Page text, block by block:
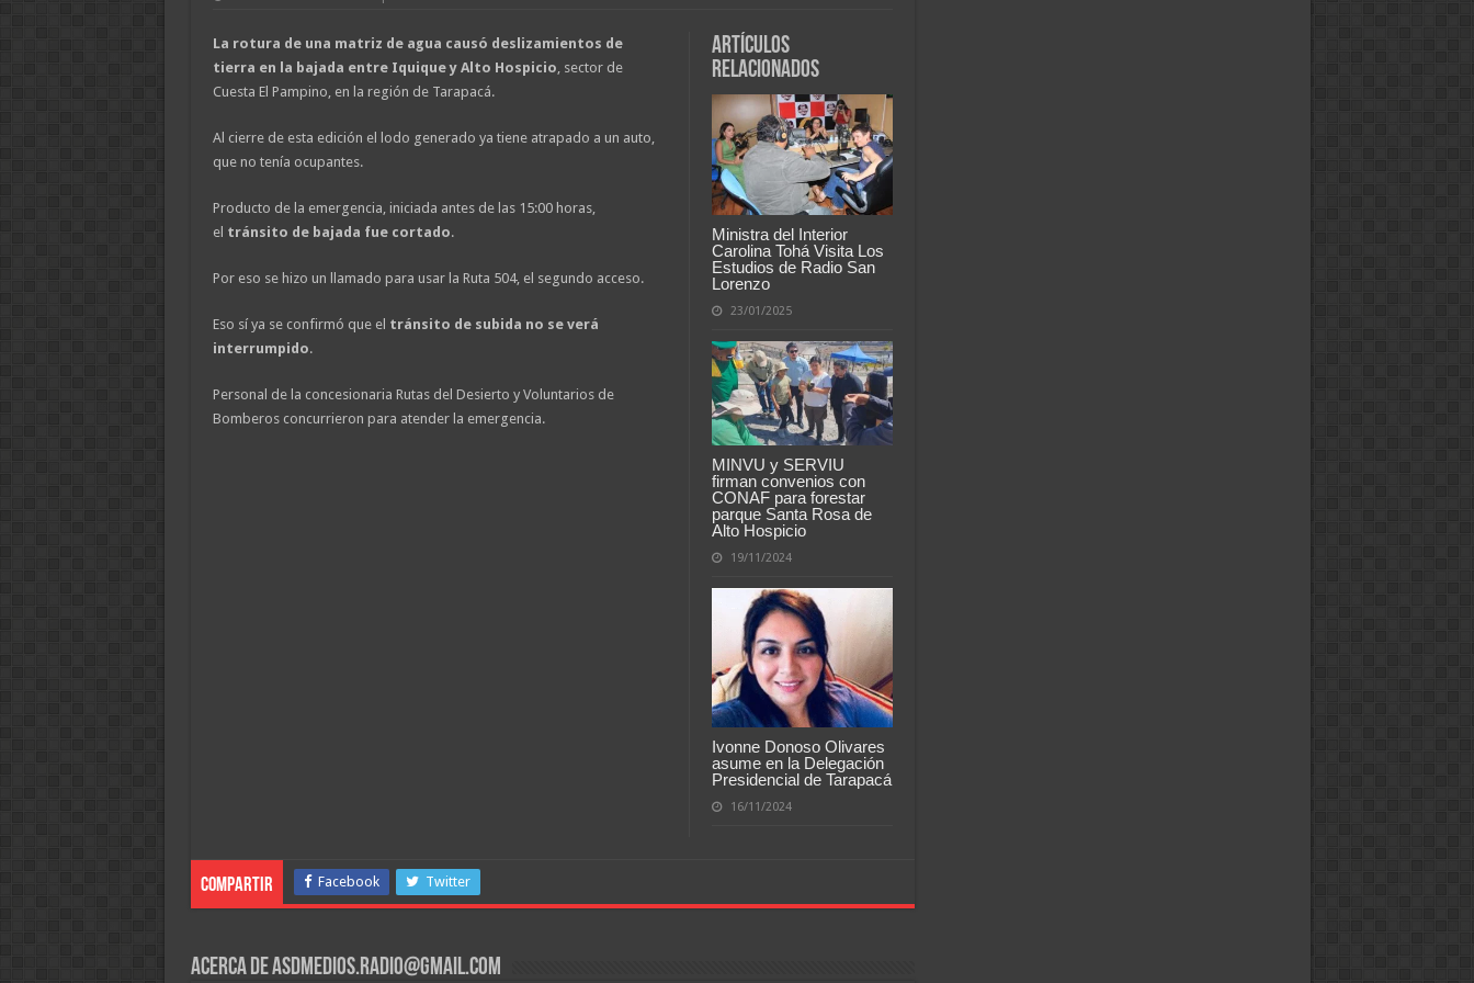
Artículos
relacionados
Ministra del Interior
Carolina Tohá Visita Los
Estudios de Radio San
Lorenzo
23/01/2025
MINVU y SERVIU
firman convenios con
CONAF para forestar
parque Santa Rosa de
Alto Hospicio
19/11/2024
Ivonne Donoso Olivares
asume en la Delegación
Presidencial de Tarapacá
16/11/2024
La rotura de una matriz de agua causó deslizamientos de
tierra en la bajada entre Iquique y Alto Hospicio, sector de
Cuesta El Pampino, en la región de Tarapacá.
Al cierre de esta edición el lodo generado ya tiene atrapado a un auto,
que no tenía ocupantes.
Producto de la emergencia, iniciada antes de las 15:00 horas,
el tránsito de bajada fue cortado.
Por eso se hizo un llamado para usar la Ruta 504, el segundo acceso.
Eso sí ya se confirmó que el tránsito de subida no se verá
interrumpido.
Personal de la concesionaria Rutas del Desierto y Voluntarios de
Bomberos concurrieron para atender la emergencia.
Compartir Facebook Twitter
Acerca de asdmedios.radio@gmail.com